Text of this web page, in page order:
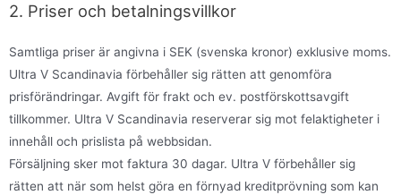
2. Priser och betalningsvillkor
Samtliga priser är angivna i SEK (svenska kronor) exklusive moms.
Ultra V Scandinavia förbehåller sig rätten att genomföra
prisförändringar. Avgift för frakt och ev. postförskottsavgift
tillkommer. Ultra V Scandinavia reserverar sig mot felaktigheter i
innehåll och prislista på webbsidan.
Försäljning sker mot faktura 30 dagar. Ultra V förbehåller sig
rätten att när som helst göra en förnyad kreditprövning som kan